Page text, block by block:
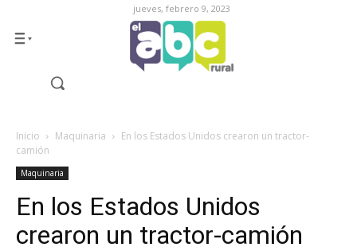
jueves, febrero 9, 2023
Inicio Maquinaria
En los Estados Unidos crearon un tractor-
camión
Maquinaria
En los Estados Unidos
crearon un tractor-camión